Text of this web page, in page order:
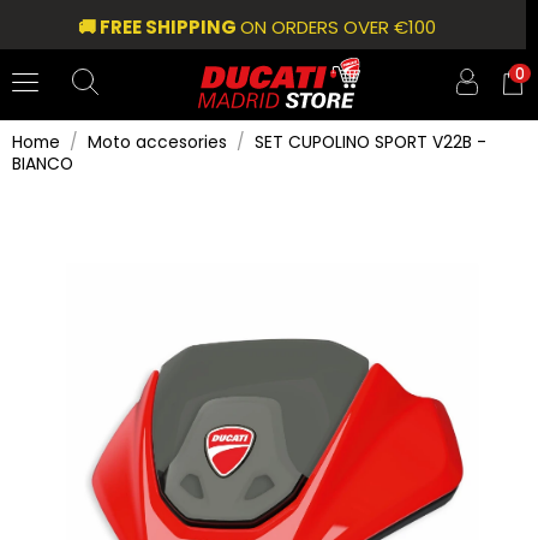
🚚 FREE SHIPPINGON ORDERS OVER €100
0
Home Moto accesories
SET CUPOLINO SPORT V22B -
BIANCO